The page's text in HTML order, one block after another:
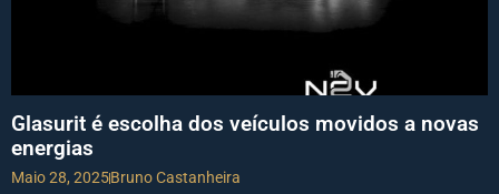
Glasurit é escolha dos veículos movidos a novas
energias
Maio 28, 2025Bruno Castanheira